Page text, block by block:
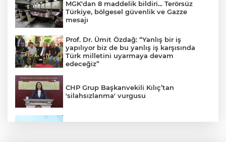
MGK'dan 8 maddelik bildiri... Terörsüz
Türkiye, bölgesel güvenlik ve Gazze
mesajı
Prof. Dr. Ümit Özdağ: “Yanlış bir iş
yapılıyor biz de bu yanlış iş karşısında
Türk milletini uyarmaya devam
edeceğiz”
CHP Grup Başkanvekili Kılıç’tan
'silahsızlanma' vurgusu